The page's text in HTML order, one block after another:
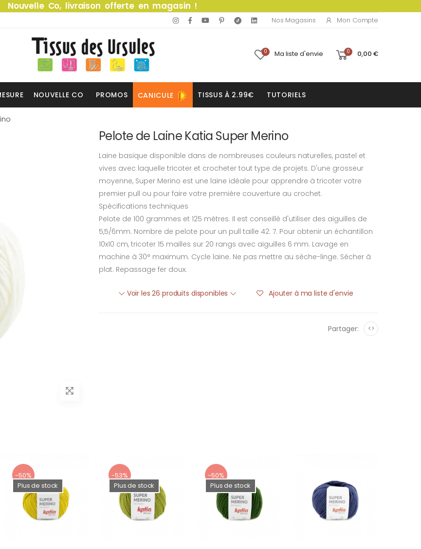
Nouvelle Co, livraison offerte en magasin !
Nos Magasins Mon Compte
0 Ma liste d'envie 0 0,00 €
NOUVELLE CO PROMOS CANICULE TISSUS À 2.99€ TUTORIELS
Pelote de Laine Katia Super Merino
Laine basique disponible dans de nombreuses couleurs naturelles, pastel et
vives avec laquelle tricoter et crocheter tout type de projets. D'une grosseur
moyenne, Super Merino est une laine idéale pour apprendre à tricoter votre
premier pull ou pour faire votre première couverture au crochet.
Spécifications techniques
Pelote de 100 grammes et 125 mètres. Il est conseillé d'utiliser des aiguilles de
5,5/6mm. Nombre de pelote pour un pull taille 42: 7. Pour obtenir un échantillon
10x10 cm, tricoter 15 mailles sur 20 rangs avec aiguilles 6 mm. Lavage en
machine à 30° maximum. Cycle laine. Ne pas mettre au sèche-linge. Sécher à
plat. Repassage fer doux.
Voir les 26 produits disponibles Ajouter à ma liste d'envie
Partager: <>
-50%
Plus de stock
-53%
Plus de stock
-50%
Plus de stock